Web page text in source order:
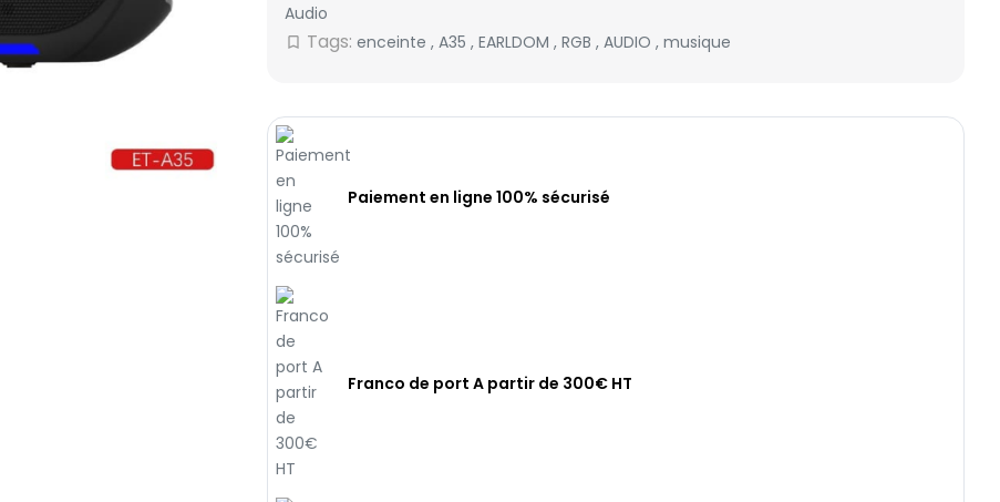
Audio
bookmark_border Tags: enceinte , A35 , EARLDOM , RGB , AUDIO , musique
Paiement en ligne 100% sécurisé
Franco de port A partir de 300€ HT